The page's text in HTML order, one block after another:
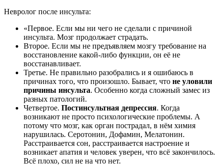
Невролог после инсульта:
«Первое. Если мы ни чего не сделали с причиной
инсульта. Мозг продолжает страдать.
Второе. Если мы не предъявляем мозгу требование на
восстановление какой-либо функции, он её не
восстанавливает.
Третье. Не правильно разобрались и я ошибаюсь в
причинах того, что произошло. Бывает, что не уловили
причины инсульта. Особенно когда сложный замес из
разных патологий.
Четвертое. Постинсультная депрессия. Когда
возникают не просто психологические проблемы. А
потому что мозг, как орган пострадал, в нём химия
нарушилась. Серотонин, Дофамин, Мелатонин.
Расстраивается сон, расстраивается настроение и
возникает апатия и человек уверен, что всё закончилось.
Всё плохо, сил не на что нет.